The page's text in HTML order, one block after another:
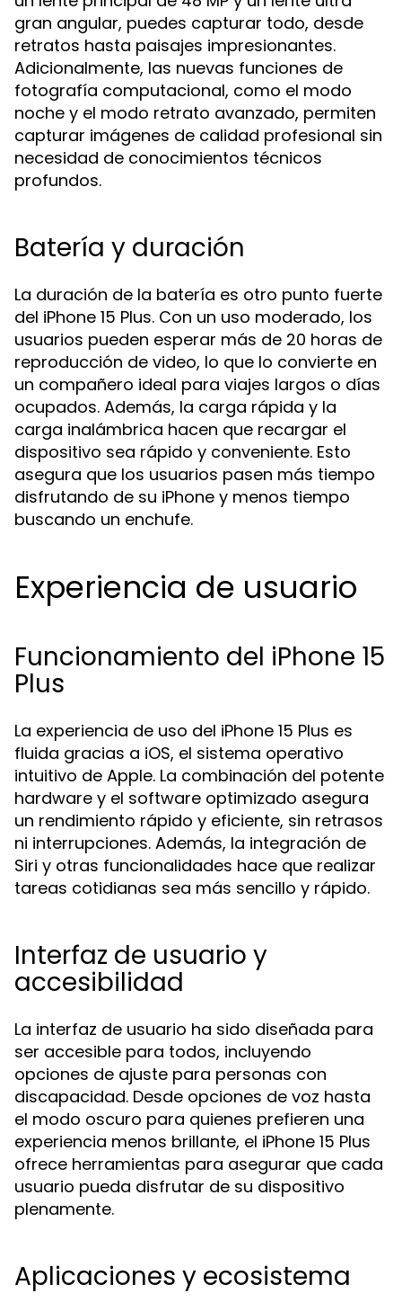
gran angular, puedes capturar todo, desde
retratos hasta paisajes impresionantes.
Adicionalmente, las nuevas funciones de
fotografía computacional, como el modo
noche y el modo retrato avanzado, permiten
capturar imágenes de calidad profesional sin
necesidad de conocimientos técnicos
profundos.
Batería y duración
La duración de la batería es otro punto fuerte
del iPhone 15 Plus. Con un uso moderado, los
usuarios pueden esperar más de 20 horas de
reproducción de video, lo que lo convierte en
un compañero ideal para viajes largos o días
ocupados. Además, la carga rápida y la
carga inalámbrica hacen que recargar el
dispositivo sea rápido y conveniente. Esto
asegura que los usuarios pasen más tiempo
disfrutando de su iPhone y menos tiempo
buscando un enchufe.
Experiencia de usuario
Funcionamiento del iPhone 15
Plus
La experiencia de uso del iPhone 15 Plus es
fluida gracias a iOS, el sistema operativo
intuitivo de Apple. La combinación del potente
hardware y el software optimizado asegura
un rendimiento rápido y eficiente, sin retrasos
ni interrupciones. Además, la integración de
Siri y otras funcionalidades hace que realizar
tareas cotidianas sea más sencillo y rápido.
Interfaz de usuario y
accesibilidad
La interfaz de usuario ha sido diseñada para
ser accesible para todos, incluyendo
opciones de ajuste para personas con
discapacidad. Desde opciones de voz hasta
el modo oscuro para quienes prefieren una
experiencia menos brillante, el iPhone 15 Plus
ofrece herramientas para asegurar que cada
usuario pueda disfrutar de su dispositivo
plenamente.
Aplicaciones y ecosistema